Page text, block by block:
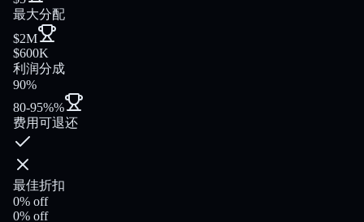
最大分配
$2M
$600K
利润分成
90%
80-95%%
费用可退还
最佳折扣
0% off
0% off